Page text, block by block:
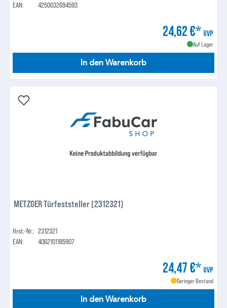
EAN:
4250032694593
24,62 €* UVP
Auf Lager
In den Warenkorb
METZGER Türfeststeller (2312321)
Hrst.-Nr.: 2312321
EAN:
4062101185907
24,47 €* UVP
Geringer Bestand
In den Warenkorb